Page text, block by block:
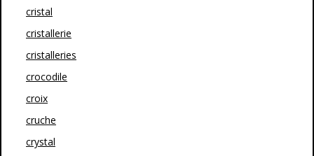
cristal
cristallerie
cristalleries
crocodile
croix
cruche
crystal